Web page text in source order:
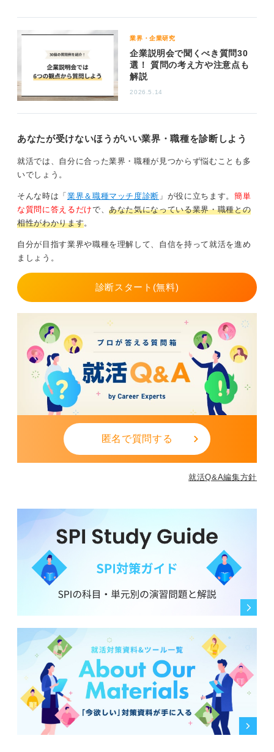
業界・企業研究
企業説明会で聞くべき質問30
選！ 質問の考え方や注意点も
解説
2026.5.14
あなたが受けないほうがいい業界・職種を診断しよう
就活では、自分に合った業界・職種が見つからず悩むことも多
いでしょう。
そんな時は「 業界＆職種マッチ度診断 」が役に立ちます。 簡単
な質問に答えるだけで、あなた気になっている業界・職種との
相性がわかります。
自分が目指す業界や職種を理解して、自信を持って就活を進め
ましょう。
診断スタート(無料)
匿名で質問する
就活Q&A編集方針